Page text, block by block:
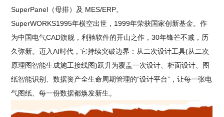
SuperPanel（母排）及 MES/ERP。
SuperWORKS1995年横空出世，1999年荣获国家创新基金。作
为中国电气CAD旗舰，利驰软件的开山之作，30年锋芒不减，历
久弥新。迈入AI时代，它持续突破边界：从二次设计工具(从二次
原理图智能生成施工接线图)跃升为覆盖一次设计、柜面设计、图
纸智能识别、数据资产全生命周期管理的“设计平台”，让每一张电
气图纸、每一份数据都焕发新生。